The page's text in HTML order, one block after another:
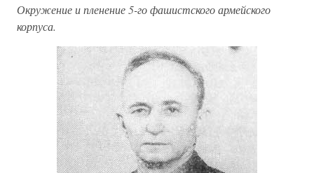
Окружение и пленение 5-го фашистского армейского
корпуса.